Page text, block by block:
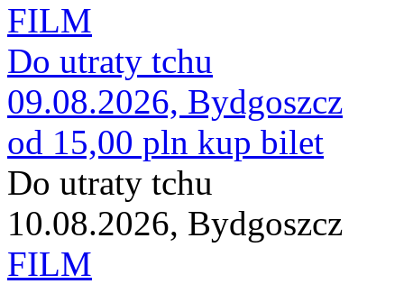
FILM
Do utraty tchu
09.08.2026, Bydgoszcz
od 15,00 pln kup bilet
Do utraty tchu
10.08.2026, Bydgoszcz
FILM